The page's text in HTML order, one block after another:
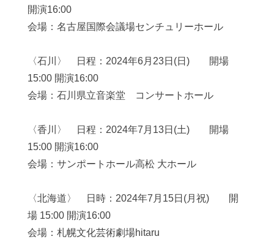
開演16:00
会場：名古屋国際会議場センチュリーホール
〈石川〉 日程： 2024年6月 23日 (日 )開場
15:00 開演16:00
会場：石川県立音楽堂 コンサートホール
〈香川〉 日程： 2024年7 月 13日 (土)開場
15:00 開演16:00
会場：サンポートホール高松 大ホール
〈北海道〉 日時： 2024年7 月 15日 (月祝)開
場15:00 開演16:00
会場：札幌文化芸術劇場hitaru